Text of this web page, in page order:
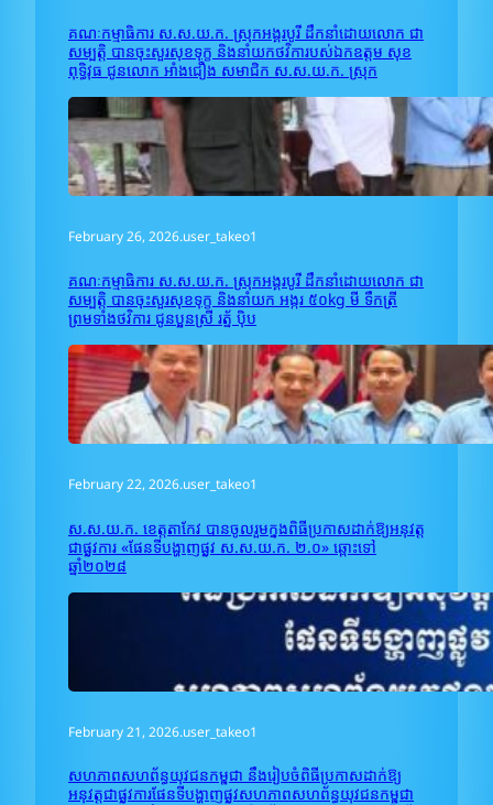
គណៈកម្មាធិការ ស.ស.យ.ក. ស្រុកអង្គរបូរី ដឹកនាំដោយលោក ជា
សម្បត្តិ បានចុះសួរសុខទុក្ខ និងនាំយកថវិការបស់ឯកឧត្តម សុខ
ពុទ្ធិវុធ ជូនលោក អាំង​ជឿង សមាជិក ស.ស.យ.ក. ស្រុក
February 26, 2026.user_takeo1
គណៈកម្មាធិការ ស.ស.យ.ក. ស្រុកអង្គរបូរី ដឹកនាំដោយលោក ជា
សម្បត្តិ បានចុះសួរសុខទុក្ខ និងនាំយក អង្ករ ៥០kg មី ទឹកត្រី
ព្រមទាំងថវិការ ជូនប្អូនស្រី រត្ន័ ប៉ិប
February 22, 2026.user_takeo1
ស.ស.យ.ក. ខេត្តតាកែវ បានចូលរួមក្នុងពិធីប្រកាសដាក់ឱ្យអនុវត្ត
ជាផ្លូវការ «ផែនទីបង្ហាញផ្លូវ ស.ស.យ.ក. ២.០» ឆ្ពោះទៅ
ឆ្នាំ២០២៨
February 21, 2026.user_takeo1
សហភាពសហព័ន្ធយុវជនកម្ពុជា នឹងរៀបចំពិធីប្រកាសដាក់ឱ្យ
អនុវត្តជាផ្លូវការផែនទីបង្ហាញផ្លូវសហភាពសហព័ន្ធយុវជនកម្ពុជា